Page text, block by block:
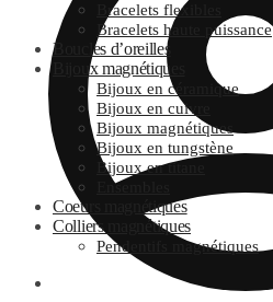
Bracelets flexibles
Bracelets haute puissance
Boucles d’oreilles
Bijoux magnétiques
Bijoux en céramique
Bijoux en cuivre
Bijoux magnétiques
Bijoux en tungstène
Bijoux en titane
Ensembles
Coeurs magnétiques
Colliers magnétiques
Pendentifs magnétiques